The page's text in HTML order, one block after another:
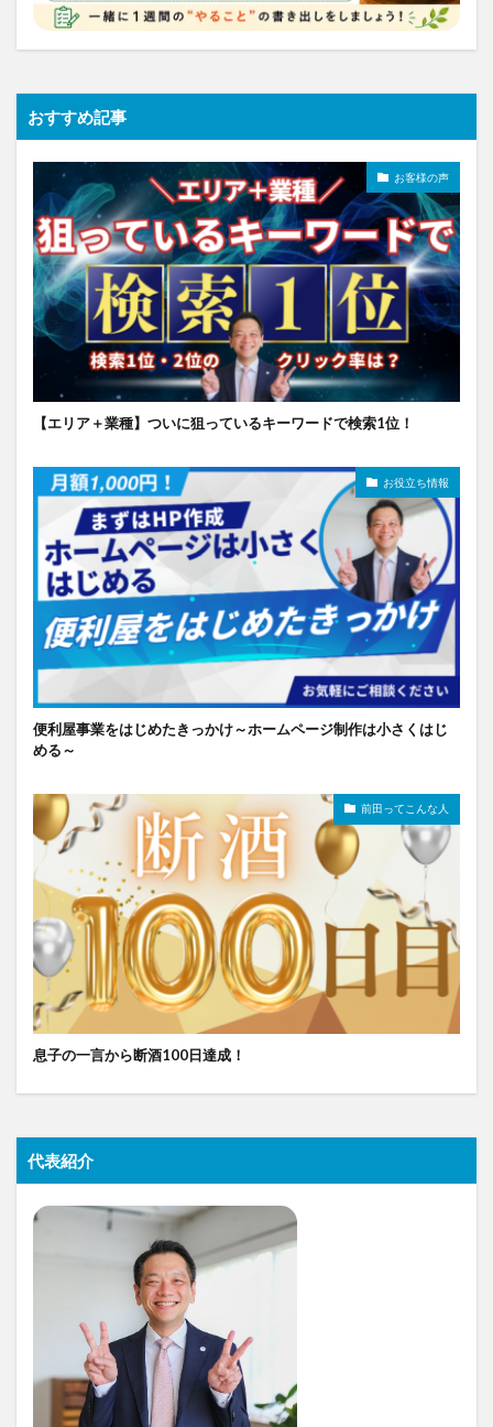
おすすめ記事
お客様の声
【エリア＋業種】ついに狙っているキーワードで検索1位！
お役立ち情報
便利屋事業をはじめたきっかけ～ホームページ制作は小さくはじ
める～
前田ってこんな人
息子の一言から断酒100日達成！
代表紹介